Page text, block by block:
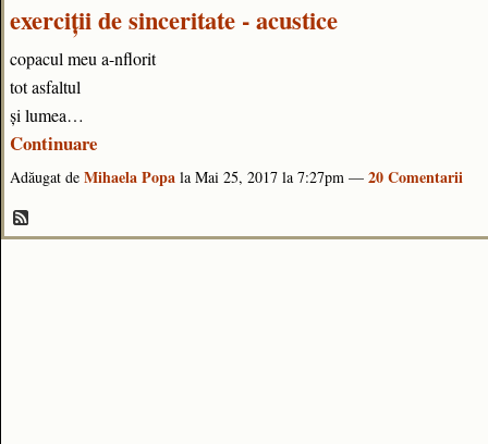
exerciții de sinceritate - acustice
copacul meu a-nflorit
tot asfaltul
și lumea…
Continuare
Adăugat de Mihaela Popa la Mai 25, 2017 la 7:27pm — 20 Comentarii